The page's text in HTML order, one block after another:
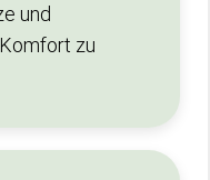
und
zu